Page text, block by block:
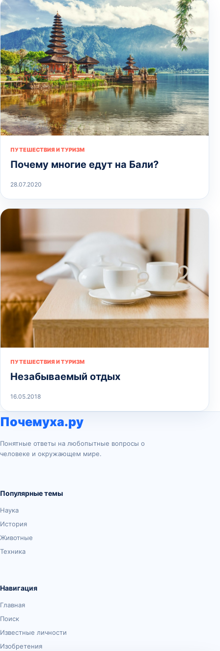
ПУТЕШЕСТВИЯ И ТУРИЗМ
Почему многие едут на Бали?
28.07.2020
ПУТЕШЕСТВИЯ И ТУРИЗМ
Незабываемый отдых
16.05.2018
Почемуха.ру
Понятные ответы на любопытные вопросы о
человеке и окружающем мире.
Популярные темы
Наука
История
Животные
Техника
Навигация
Главная
Поиск
Известные личности
Изобретения